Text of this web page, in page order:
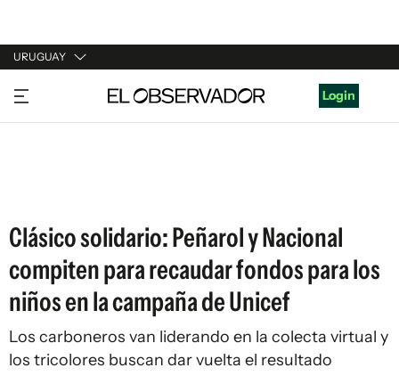
URUGUAY
URUGUAY
ARGENTINA
Login
Clásico solidario: Peñarol y Nacional
compiten para recaudar fondos para los
niños en la campaña de Unicef
Los carboneros van liderando en la colecta virtual y
los tricolores buscan dar vuelta el resultado